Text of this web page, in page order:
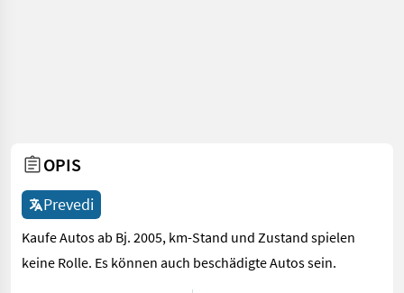
OPIS
Prevedi
Kaufe Autos ab Bj. 2005, km-Stand und Zustand spielen
keine Rolle. Es können auch beschädigte Autos sein.